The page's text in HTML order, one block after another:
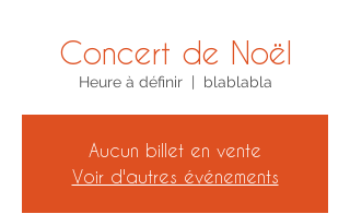
Concert de Noël
Heure à définir
  |
blablabla
Aucun billet en vente
Voir d'autres événements